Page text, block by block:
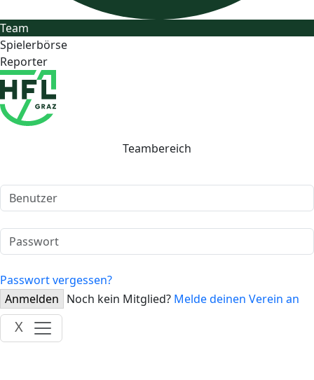
Team
Spielerbörse
Reporter
Teambereich
Passwort vergessen?
Anmelden Noch kein Mitglied? Melde deinen Verein an
X